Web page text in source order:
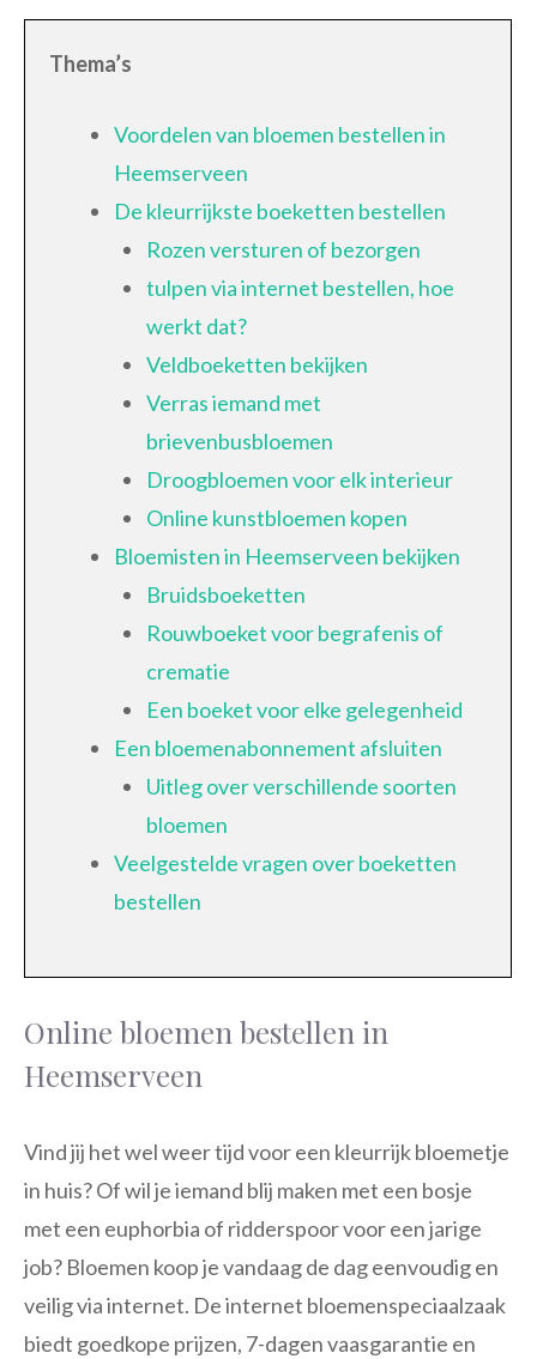
Thema’s
Voordelen van bloemen bestellen in
Heemserveen
De kleurrijkste boeketten bestellen
Rozen versturen of bezorgen
tulpen via internet bestellen, hoe
werkt dat?
Veldboeketten bekijken
Verras iemand met
brievenbusbloemen
Droogbloemen voor elk interieur
Online kunstbloemen kopen
Bloemisten in Heemserveen bekijken
Bruidsboeketten
Rouwboeket voor begrafenis of
crematie
Een boeket voor elke gelegenheid
Een bloemenabonnement afsluiten
Uitleg over verschillende soorten
bloemen
Veelgestelde vragen over boeketten
bestellen
Online bloemen bestellen in
Heemserveen
Vind jij het wel weer tijd voor een kleurrijk bloemetje
in huis? Of wil je iemand blij maken met een bosje
met een euphorbia of ridderspoor voor een jarige
job? Bloemen koop je vandaag de dag eenvoudig en
veilig via internet. De internet bloemenspeciaalzaak
biedt goedkope prijzen, 7-dagen vaasgarantie en